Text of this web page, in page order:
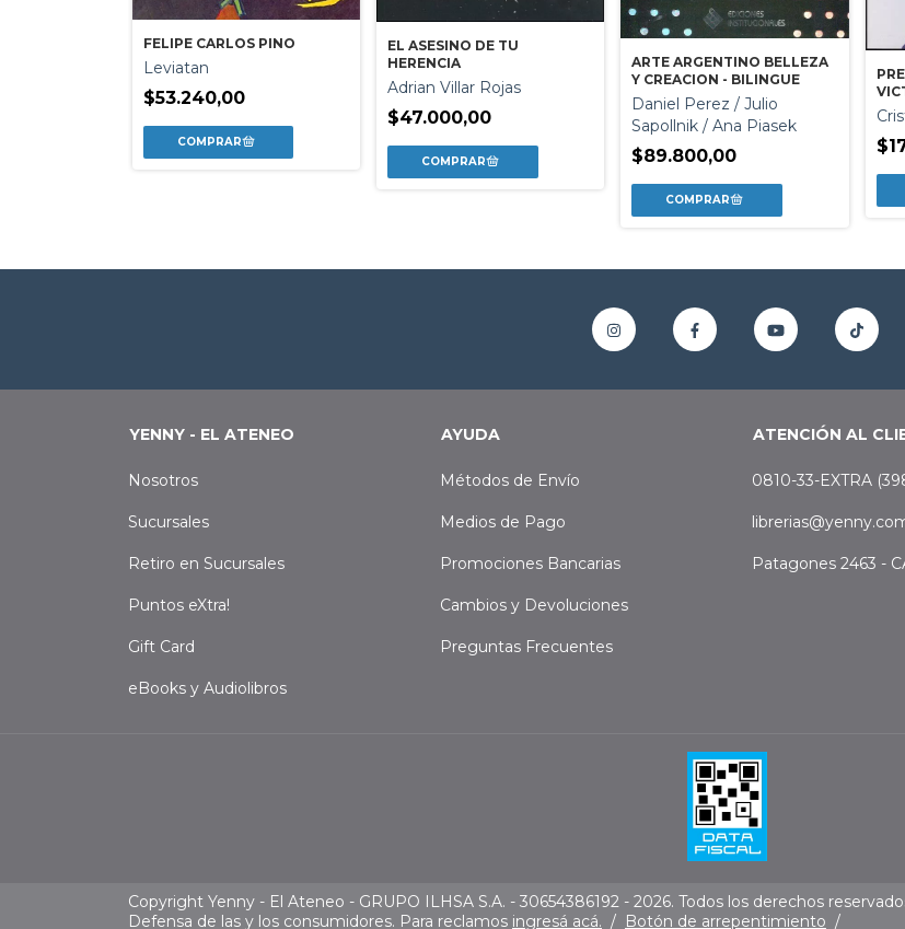
FELIPE CARLOS PINO
Leviatan
$53.240,00
EL ASESINO DE TU
HERENCIA
Adrian Villar Rojas
$47.000,00
ARTE ARGENTINO BELLEZA
Y CREACION - BILINGUE
Daniel Perez / Julio
Sapollnik / Ana Piasek
$89.800,00
YENNY - EL ATENEO
Nosotros
Sucursales
Retiro en Sucursales
Puntos eXtra!
Gift Card
eBooks y Audiolibros
AYUDA
Métodos de Envío
Medios de Pago
Promociones Bancarias
Cambios y Devoluciones
Preguntas Frecuentes
ATENCIÓN AL
0810-33-EXTRA
Patagones 2463 -
Copyright Yenny - El Ateneo - GRUPO ILHSA S.A. - 30654386192 - 2026. Todos los derechos
Defensa de las y los consumidores. Para reclamos ingresá acá. / Botón de arrepentimiento /